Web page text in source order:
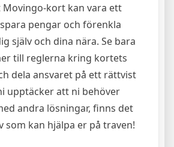
kort kan vara ett
pengar och förenkla
själv och dina nära. Se bara
till reglerna kring kortets
dela ansvaret på ett rättvist
upptäcker att ni behöver
andra lösningar, finns det
som kan hjälpa er på traven!